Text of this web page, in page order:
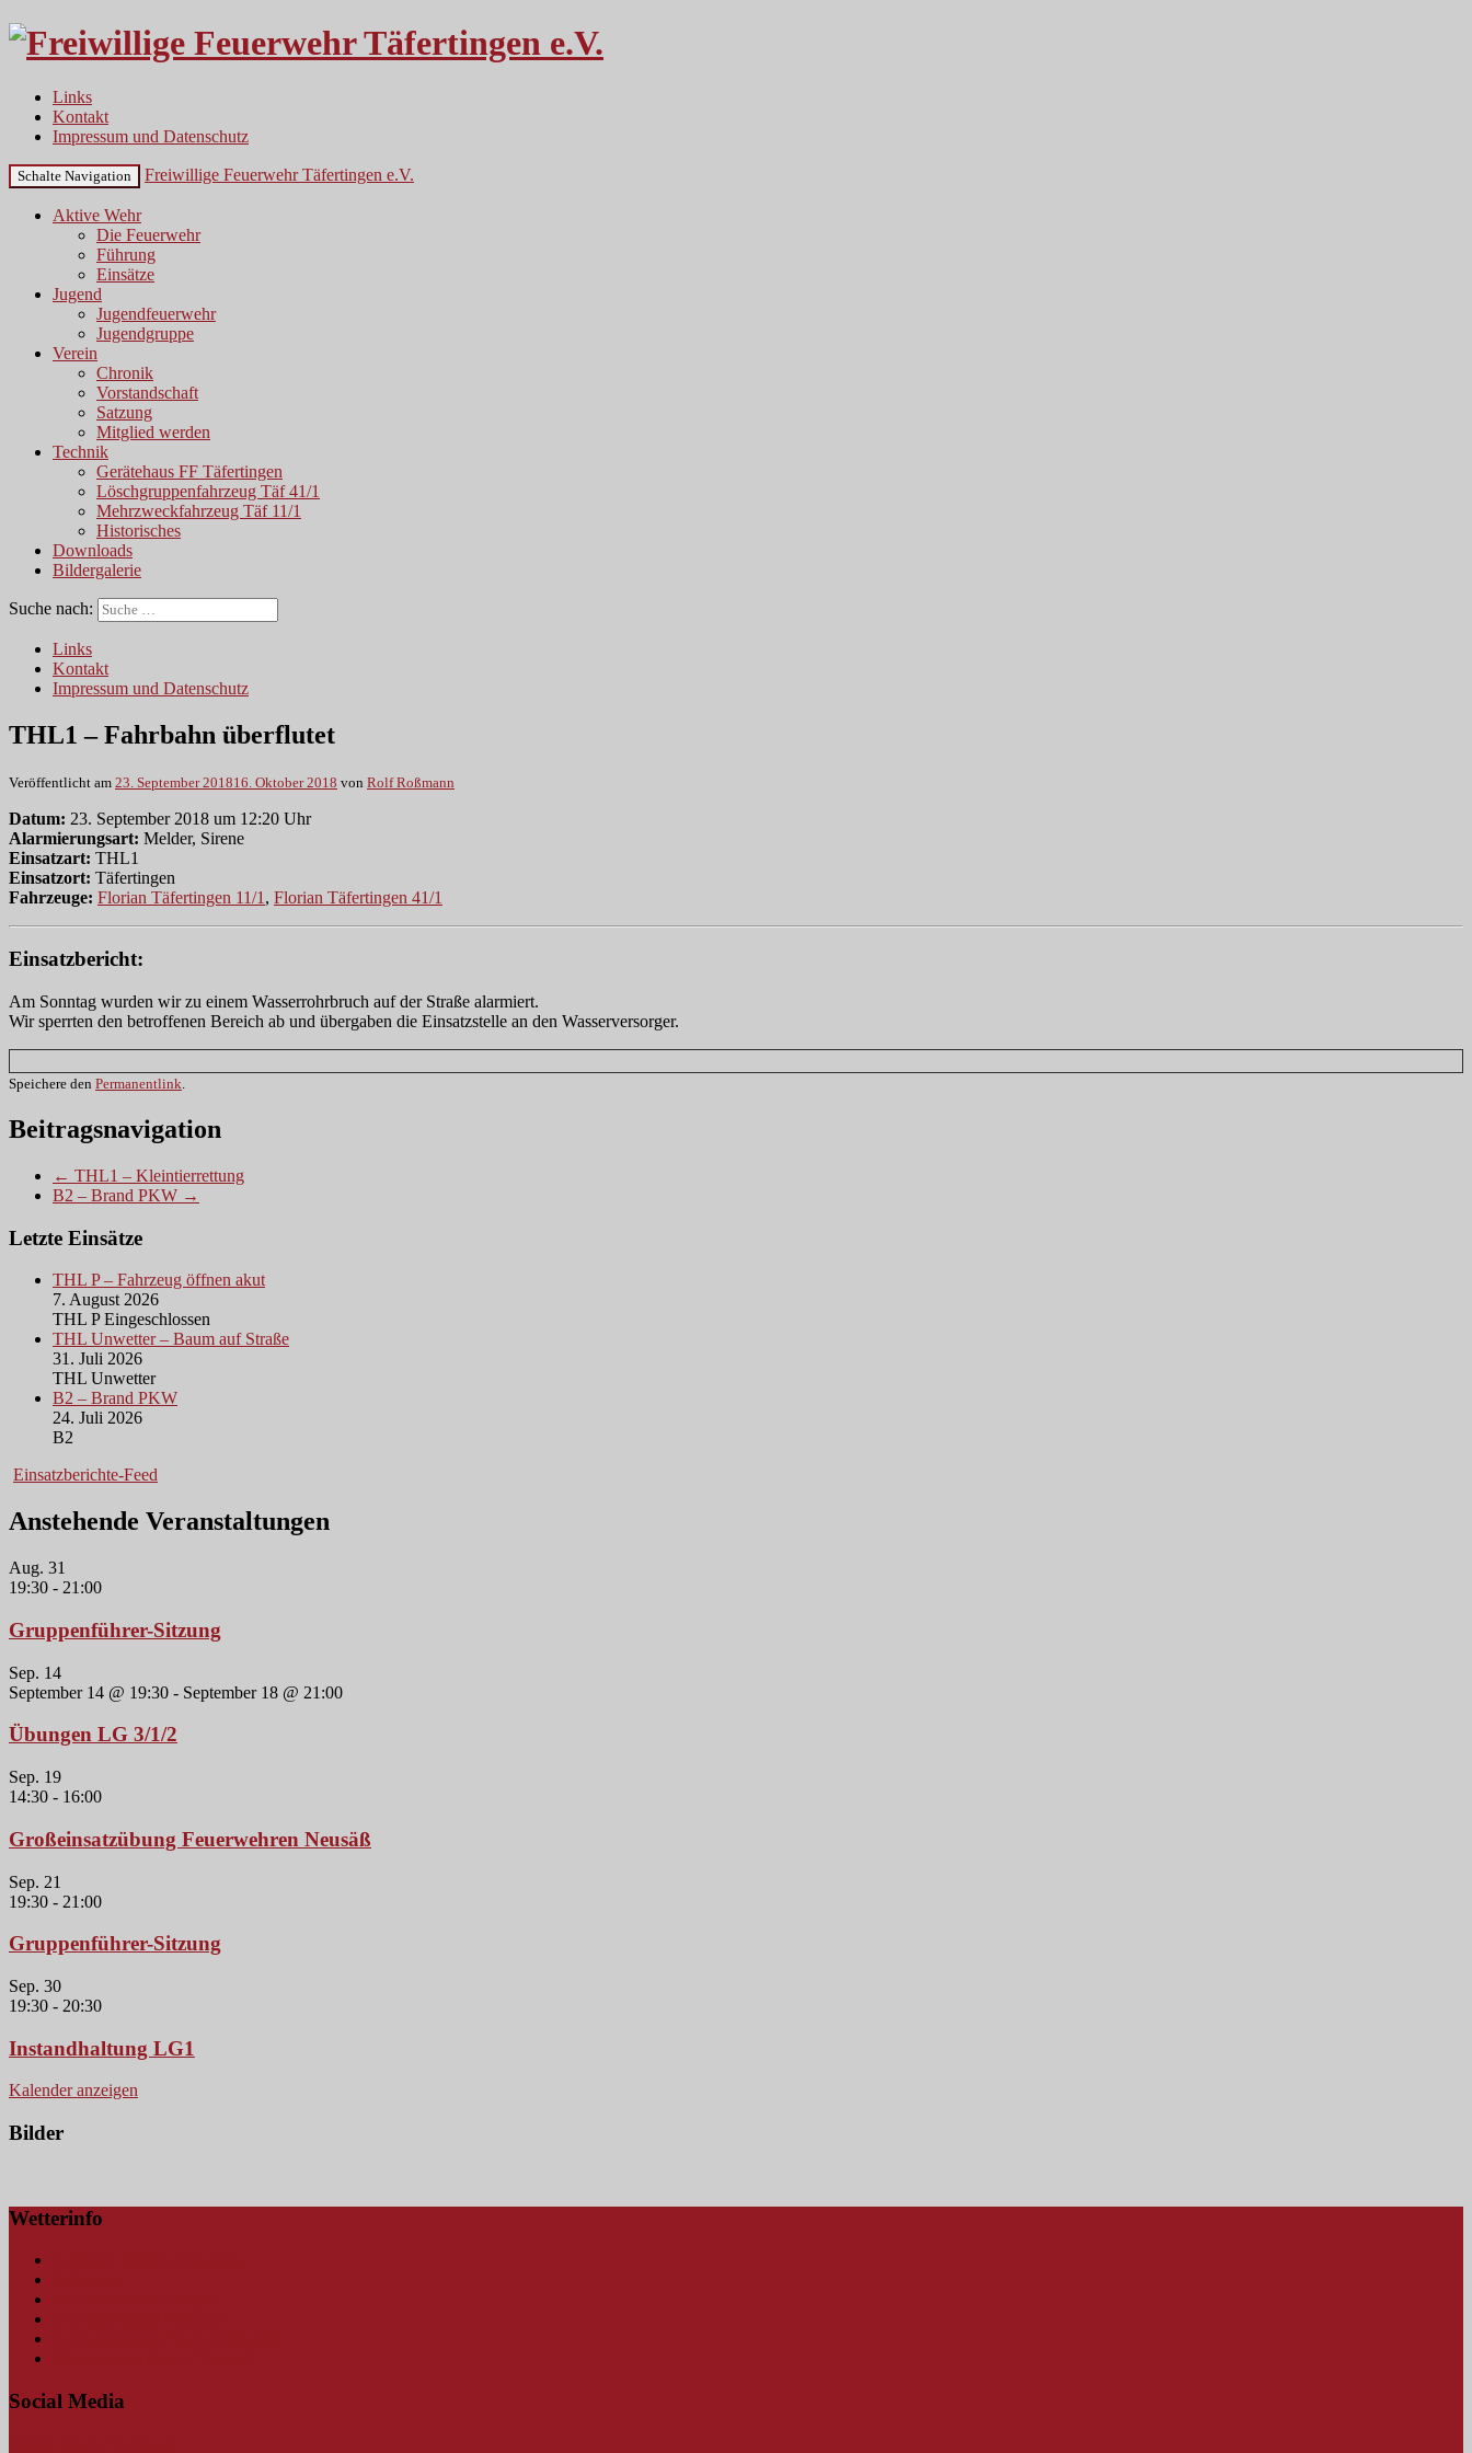
Links
Kontakt
Impressum und Datenschutz
Schalte Navigation Freiwillige Feuerwehr Täfertingen e.V.
Aktive Wehr
Die Feuerwehr
Führung
Einsätze
Jugend
Jugendfeuerwehr
Jugendgruppe
Verein
Chronik
Vorstandschaft
Satzung
Mitglied werden
Technik
Gerätehaus FF Täfertingen
Löschgruppenfahrzeug Täf 41/1
Mehrzweckfahrzeug Täf 11/1
Historisches
Downloads
Bildergalerie
Suche nach:
Links
Kontakt
Impressum und Datenschutz
THL1 – Fahrbahn überflutet
Veröffentlicht am 23. September 201816. Oktober 2018 von Rolf Roßmann
Datum: 23. September 2018 um 12:20 Uhr
Alarmierungsart: Melder, Sirene
Einsatzart: THL1
Einsatzort: Täfertingen
Fahrzeuge: Florian Täfertingen 11/1 , Florian Täfertingen 41/1
Einsatzbericht:
Am Sonntag wurden wir zu einem Wasserrohrbruch auf der Straße alarmiert.
Wir sperrten den betroffenen Bereich ab und übergaben die Einsatzstelle an den Wasserversorger.
Speichere den Permanentlink.
Beitragsnavigation
← THL1 – Kleintierrettung
B2 – Brand PKW →
Letzte Einsätze
THL P – Fahrzeug öffnen akut
7. August 2026
THL P Eingeschlossen
THL Unwetter – Baum auf Straße
31. Juli 2026
THL Unwetter
B2 – Brand PKW
24. Juli 2026
B2
Einsatzberichte-Feed
Anstehende Veranstaltungen
Aug. 31
19:30 - 21:00
Gruppenführer-Sitzung
Sep. 14
September 14 @ 19:30 - September 18 @ 21:00
Übungen LG 3/1/2
Sep. 19
14:30 - 16:00
Großeinsatzübung Feuerwehren Neusäß
Sep. 21
19:30 - 21:00
Gruppenführer-Sitzung
Sep. 30
19:30 - 20:30
Instandhaltung LG1
Kalender anzeigen
Bilder
Wetterinfo
Social Media